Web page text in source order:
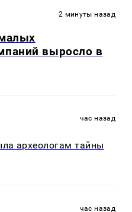
2 минуты назад
выросло в
час назад
археологам тайны
час назад